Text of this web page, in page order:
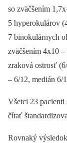
so zväčšením
5 hyperokulárov
7 binokulárnych
zväčšením 4x10
zraková ostrosť
–⁠ 6/12, medián 6/
Všetci 23 pacienti
čítať
Rovnaký